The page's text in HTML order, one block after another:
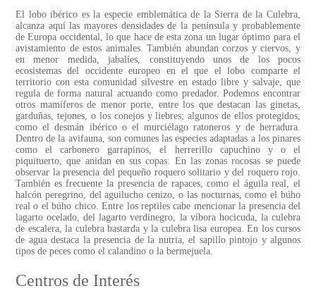
El lobo ibérico es la especie emblemática de la Sierra de la Culebra,
alcanza aquí las mayores densidades de la península y probablemente
de Europa occidental, lo que hace de esta zona un lugar óptimo para el
avistamiento de estos animales. También abundan corzos y ciervos, y
en menor medida, jabalíes, constituyendo unos de los pocos
ecosistemas del occidente europeo en el que el lobo comparte el
territorio con esta comunidad silvestre en estado libre y salvaje, que
regula de forma natural actuando como predador. Podemos encontrar
otros mamíferos de menor porte, entre los que destacan las ginetas,
garduñas, tejones, o los conejos y liebres; algunos de ellos protegidos,
como el desmán ibérico o el murciélago ratoneros y de herradura.
Dentro de la avifauna, son comunes las especies adaptadas a los pinares
como el carbonero garrapinos, el herrerillo capuchino y o el
piquituerto, que anidan en sus copas. En las zonas rocosas se puede
observar la presencia del pequeño roquero solitario y del roquero rojo.
También es frecuente la presencia de rapaces, como el águila real, el
halcón peregrino, del aguilucho cenizo, o las nocturnas, como el búho
real o el búho chico. Entre los reptiles cabe mencionar la presencia del
lagarto ocelado, del lagarto verdinegro, la víbora hocicuda, la culebra
de escalera, la culebra bastarda y la culebra lisa europea. En los cursos
de agua destaca la presencia de la nutria, el sapillo pintojo y algunos
tipos de peces como el calandino o la bermejuela.
Centros de Interés